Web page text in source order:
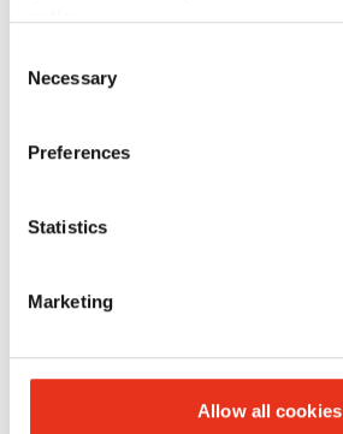
policy.
Selection
Necessary
Preferences
Statistics
Marketing
Allow all cookies
6215
7215